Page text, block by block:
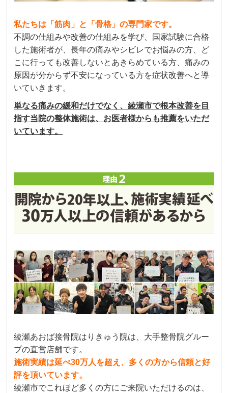
私たちは「筋肉」と「骨格」の専門家です。
不調の仕組みや改善の仕組みを学び、国家試験に合格
した施術者が、長年の痛みやシビレでお悩みの方、ど
こに行っても改善しないとあきらめている方、痛みの
原因が分からず不安になっている方を症状改善へと導
いていきます。
単なる痛みの緩和だけでなく、綾瀬市で根本改善を目
指す当院の整体施術は、お医者様からも推薦をいただ
いています。
綾瀬あおば接骨院はりきゅう院は、大手整骨院グルー
プの直営店舗です。
施術実績は延べ30万人を超え、多くの方から信頼と好
評を頂いています。
綾瀬市でこれほど多くの方にご来院いただけるのは、